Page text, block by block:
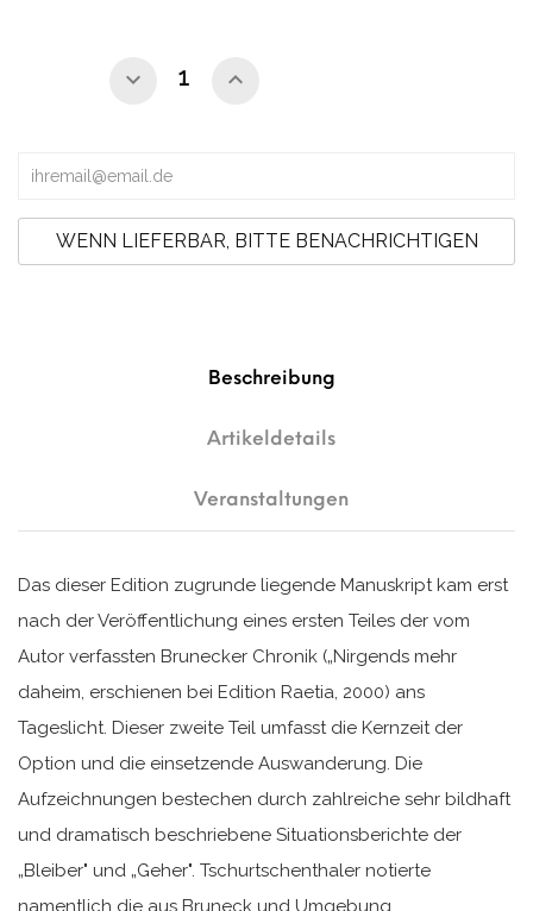
WENN LIEFERBAR, BITTE BENACHRICHTIGEN
Beschreibung
Artikeldetails
Veranstaltungen
Das dieser Edition zugrunde liegende Manuskript kam erst
nach der Veröffentlichung eines ersten Teiles der vom
Autor verfassten Brunecker Chronik („Nirgends mehr
daheim, erschienen bei Edition Raetia, 2000) ans
Tageslicht. Dieser zweite Teil umfasst die Kernzeit der
Option und die einsetzende Auswanderung. Die
Aufzeichnungen bestechen durch zahlreiche sehr bildhaft
und dramatisch beschriebene Situationsberichte der
„Bleiber" und „Geher". Tschurtschenthaler notierte
namentlich die aus Bruneck und Umgebung